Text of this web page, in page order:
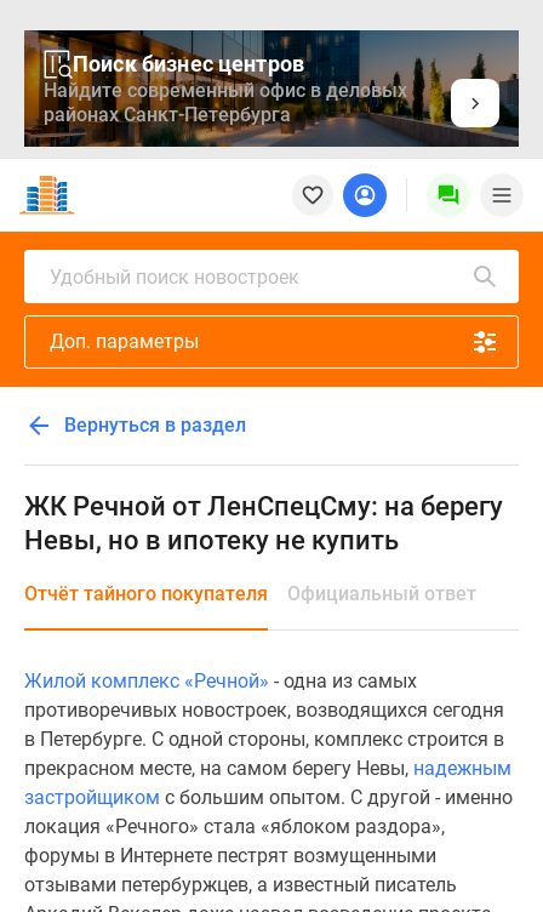
Поиск бизнес центров
Найдите современный офис в деловых
районах Санкт-Петербурга
Новостройки
Квартиры
Ипотека
Медиа
проекте
Контакты
Реклама
сайте
Дзен
Продавцы
Коммерческие
помещения
карте
Эксперты
авторы
Машино-
места
Специальные
Удобный поиск новостроек
Доп. параметры
Вернуться в раздел
ЖК Речной от ЛенСпецСму: на берегу
Невы, но в ипотеку не купить
Отчёт тайного покупателя Официальный ответ
Жилой комплекс «Речной» - одна из самых
противоречивых новостроек, возводящихся сегодня
в Петербурге. С одной стороны, комплекс строится в
прекрасном месте, на самом берегу Невы, надежным
застройщиком с большим опытом. С другой - именно
локация «Речного» стала «яблоком раздора»,
форумы в Интернете пестрят возмущенными
отзывами петербуржцев, а известный писатель